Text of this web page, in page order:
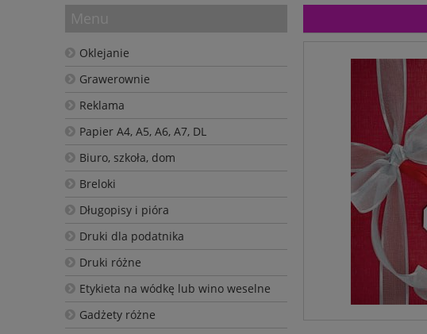
Menu
Oklejanie
Grawerownie
Reklama
Papier A4, A5, A6, A7, DL
Biuro, szkoła, dom
Breloki
Długopisy i pióra
Druki dla podatnika
Druki różne
Etykieta na wódkę lub wino weselne
Gadżety różne